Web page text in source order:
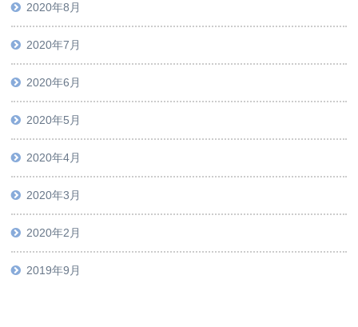
2020年8月
2020年7月
2020年6月
2020年5月
2020年4月
2020年3月
2020年2月
2019年9月